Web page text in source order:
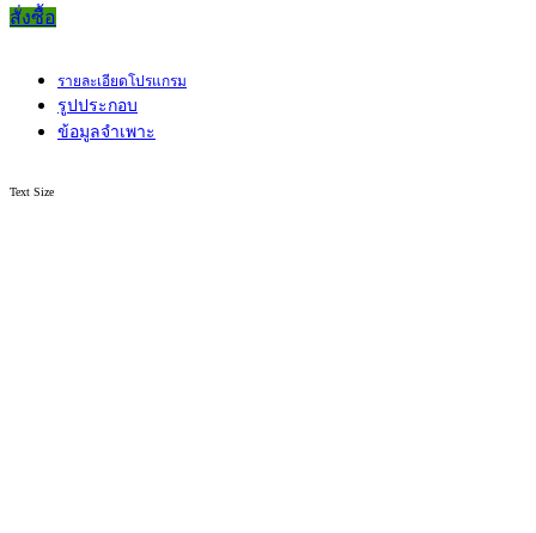
สั่งซื้อ
รายละเอียดโปรแกรม
รูปประกอบ
ข้อมูลจำเพาะ
Text Size